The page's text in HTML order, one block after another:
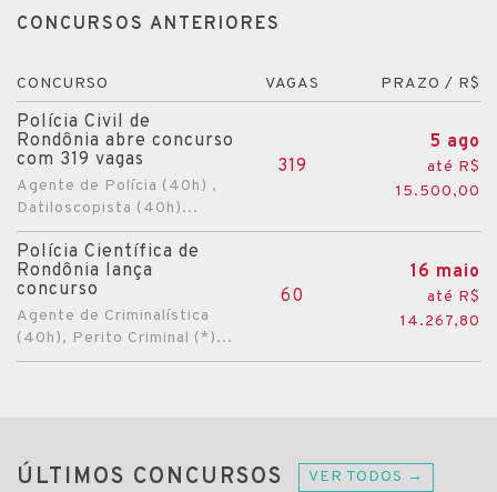
CONCURSOS ANTERIORES
CONCURSO VAGAS PRAZO / R$
Polícia Civil de
Rondônia abre concurso
com 319 vagas
Agente de Polícia (40h) ,
Datiloscopista (40h)...
319
5 ago
até R$
15.500,00
Polícia Científica de
Rondônia lança
concurso
Agente de Criminalística
(40h), Perito Criminal (*)...
60
16 maio
até R$
14.267,80
ÚLTIMOS CONCURSOS VER TODOS →